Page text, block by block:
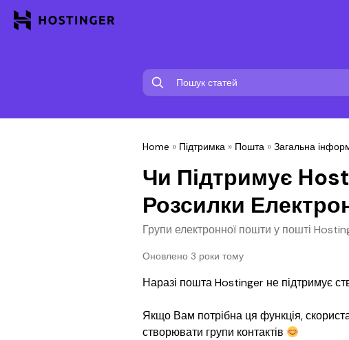
Home » Підтримка » Пошта » Загальна
Чи Підтримує
Розсилки
Групи електронної пошти у пошті
Оновлено 3 роки тому
Наразі пошта Hostinger не підтримує
Якщо Вам потрібна ця функція,
створювати групи контактів